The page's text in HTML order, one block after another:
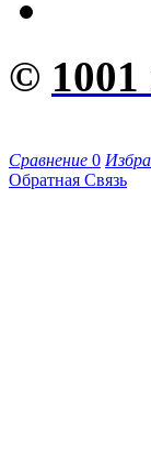
©
Сравнение 0
Обратная Связь